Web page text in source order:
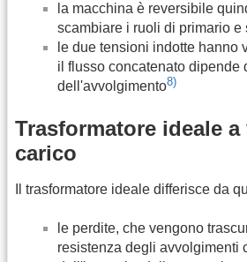
la macchina è reversibile
scambiare i ruoli di primario e
le due tensioni indotte hanno
il flusso concatenato dipende
dell'avvolgimento8)
Trasformatore ideale
carico
Il trasformatore ideale differisce da
le perdite, che vengono
resistenza degli avvolgimenti